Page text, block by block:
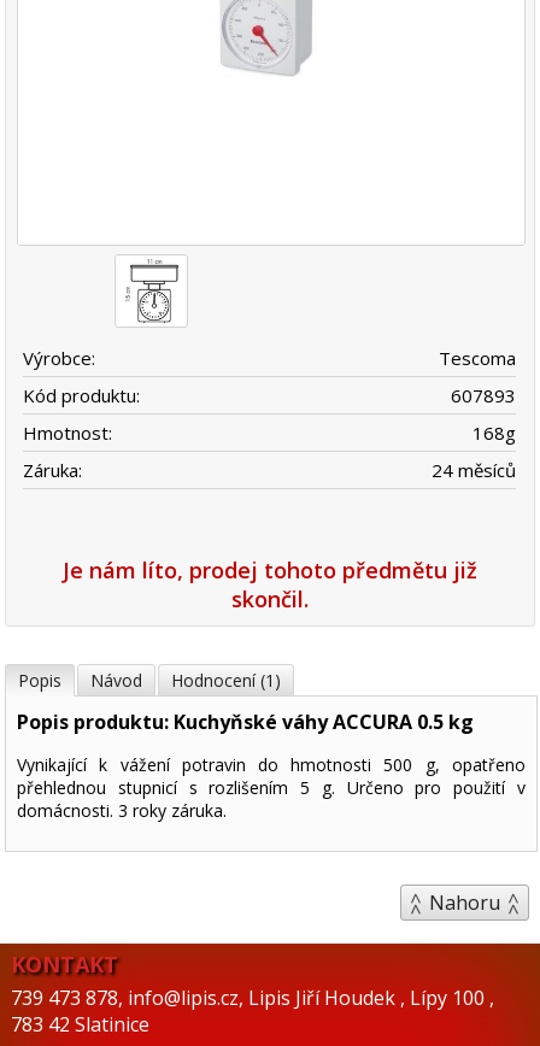
Výrobce:
Tescoma
Kód produktu:
607893
Hmotnost:
168g
Záruka:
24 měsíců
Je nám líto, prodej tohoto předmětu již
skončil.
Popis Návod Hodnocení (1)
Popis produktu: Kuchyňské váhy ACCURA 0.5 kg
Vynikající k vážení potravin do hmotnosti 500 g, opatřeno
přehlednou stupnicí s rozlišením 5 g. Určeno pro použití v
domácnosti. 3 roky záruka.
Nahoru
KONTAKT
739 473 878, info@lipis.cz, Lipis Jiří Houdek , Lípy 100 ,
783 42 Slatinice